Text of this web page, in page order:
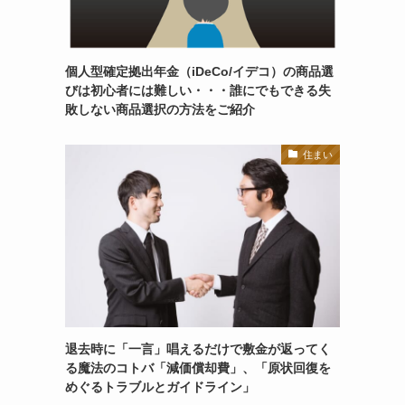
個人型確定拠出年金（iDeCo/イデコ）の商品選
びは初心者には難しい・・・誰にでもできる失
敗しない商品選択の方法をご紹介
住まい
退去時に「一言」唱えるだけで敷金が返ってく
る魔法のコトバ「減価償却費」、「原状回復を
めぐるトラブルとガイドライン」